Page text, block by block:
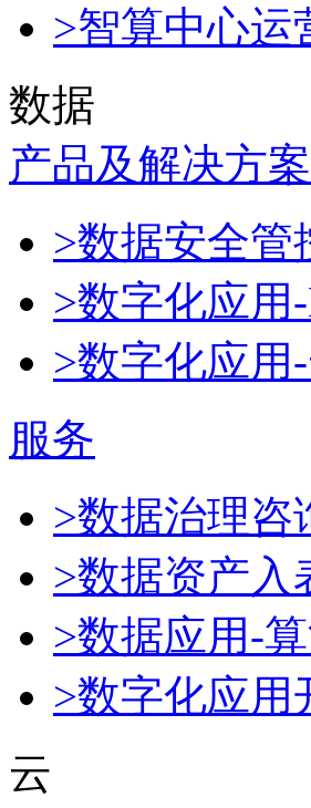
>智算中心运
数据
产品及解决方案
>数据安全管
>数字化应用
>数字化应用
服务
>数据治理咨
>数据资产入
>数据应用-
>数字化应用
云